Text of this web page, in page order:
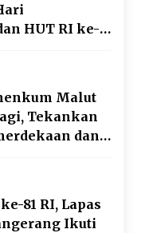
HUT RI ke-
Malut
Tekankan
dan
81 RI, Lapas
Ikuti